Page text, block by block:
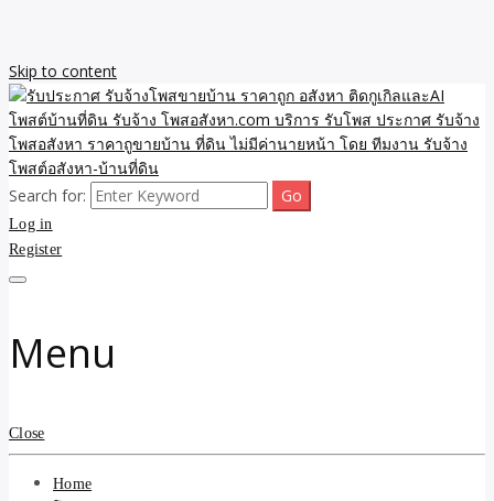
Skip to content
รับประกาศ รับจ้างโพสขาย
บ้าน ราคาถูก อสังหา ติดกู
รับจ้าง โพสอสังหา.com
บริการ รับโพส ประกาศ
รับจ้างโพสอสังหา ราคาถู
รับจ้างโพสขายบ้าน ราคาถูก ประกาศ ขายอสังหา โฆษณา ไม่มีค่านาย
หน้า โพสอสังหา รับจ้างโพสขายบ้านบริการ รับจ้างโพสอสังหา ราคาถูก
ขายบ้าน ขายที่ดิน เว็บประกาศ โพส โฆษณา ลงประกาศฟรี
Search for:
Log in
Register
Menu
Close
Home